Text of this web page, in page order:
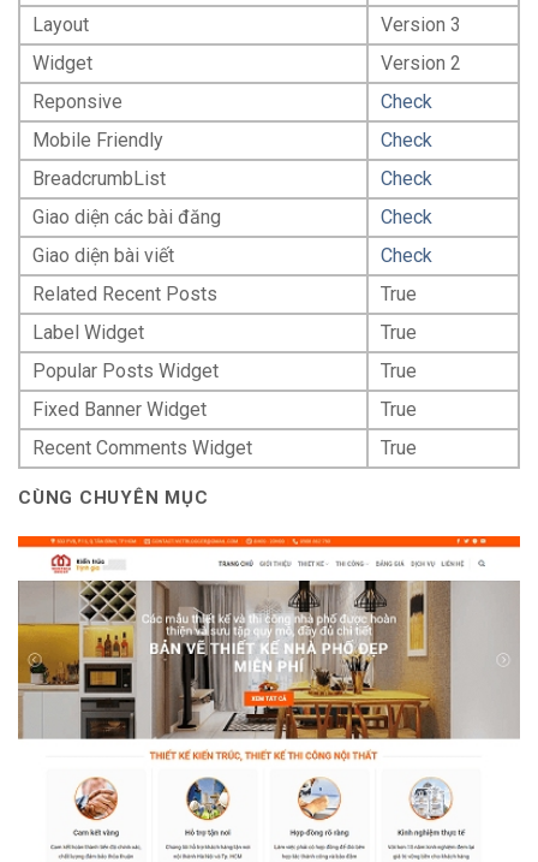
Layout
Version 3
Widget
Version 2
Reponsive
Check
Mobile Friendly
Check
BreadcrumbList
Check
Giao diện các bài đăng
Check
Giao diện bài viết
Check
Related Recent Posts
True
Label Widget
True
Popular Posts Widget
True
Fixed Banner Widget
True
Recent Comments Widget
True
CÙNG CHUYÊN MỤC